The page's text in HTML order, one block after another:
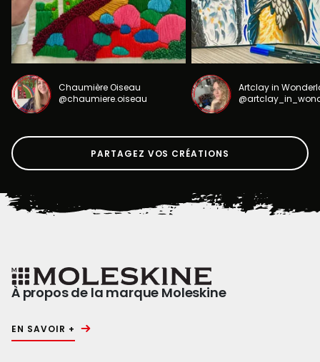
Chaumière Oiseau
@chaumiere.oiseau
Artclay in
PARTAGEZ VOS CRÉATIONS
À propos de la marque Moleskine
EN SAVOIR +